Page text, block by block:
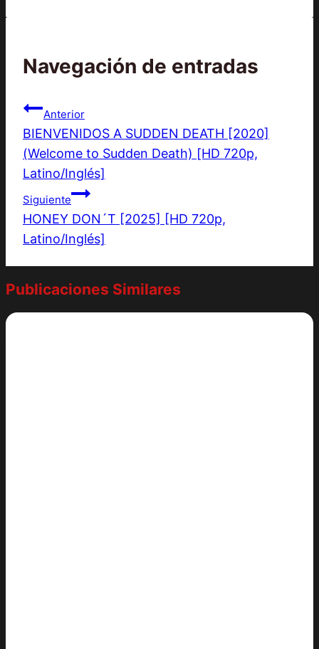
Navegación de entradas
Anterior
BIENVENIDOS A SUDDEN DEATH [2020]
(Welcome to Sudden Death) [HD 720p,
Latino/Inglés]
Siguiente
HONEY DON´T [2025] [HD 720p,
Latino/Inglés]
Publicaciones Similares